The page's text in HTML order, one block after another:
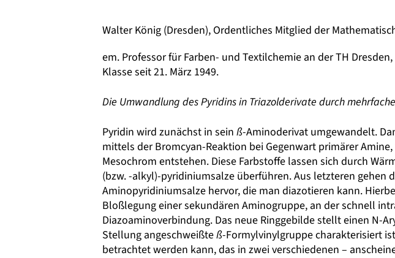
Walter König (Dresden), Ordentliches Mitglied der
em. Professor für Farben- und Textilchemie an der TH
Klasse seit 21. März 1949.
Die Umwandlung des Pyridins in Triazolderivate durch
Pyridin wird zunächst in sein ß-Aminoderivat umgewandelt.
mittels der Bromcyan-Reaktion bei Gegenwart primärer
Mesochrom entstehen. Diese Farbstoffe lassen sich durch
(bzw. -alkyl)-pyridiniumsalze überführen. Aus letzteren gehen
Aminopyridiniumsalze hervor, die man diazotieren kann.
Bloßlegung einer sekundären Aminogruppe, an der schnell
Diazoaminoverbindung. Das neue Ringgebilde stellt einen N-
Stellung angeschweißteß-Formylvinylgruppe charakterisiert
betrachtet werden kann, das in zwei verschiedenen –